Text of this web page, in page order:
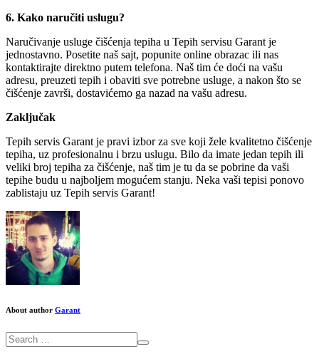
6. Kako naručiti uslugu?
Naručivanje usluge čišćenja tepiha u Tepih servisu Garant je
jednostavno. Posetite naš sajt, popunite online obrazac ili nas
kontaktirajte direktno putem telefona. Naš tim će doći na vašu
adresu, preuzeti tepih i obaviti sve potrebne usluge, a nakon što se
čišćenje završi, dostavićemo ga nazad na vašu adresu.
Zaključak
Tepih servis Garant je pravi izbor za sve koji žele kvalitetno čišćenje
tepiha, uz profesionalnu i brzu uslugu. Bilo da imate jedan tepih ili
veliki broj tepiha za čišćenje, naš tim je tu da se pobrine da vaši
tepihe budu u najboljem mogućem stanju. Neka vaši tepisi ponovo
zablistaju uz Tepih servis Garant!
About author Garant